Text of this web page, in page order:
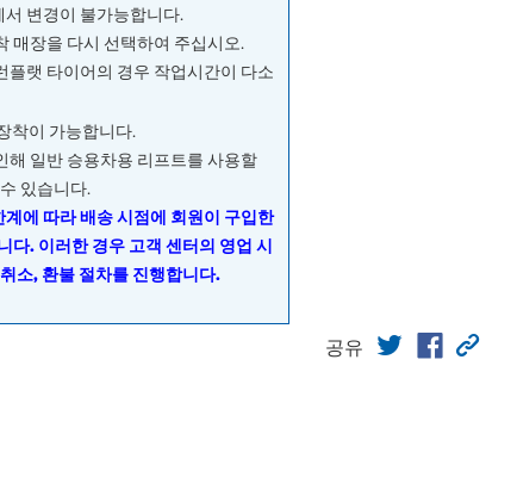
변경이 불가능합니다.
매장을 다시 선택하여 주십시오.
플랫 타이어의 경우 작업시간이 다소
착이 가능합니다.
해 일반 승용차용 리프트를 사용할
있습니다.
에 따라 배송 시점에 회원이 구입한
다. 이러한 경우 고객 센터의 영업 시
소, 환불 절차를 진행합니다.
공유